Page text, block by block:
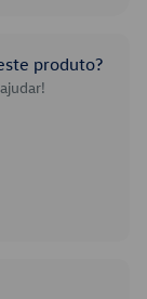
produto?